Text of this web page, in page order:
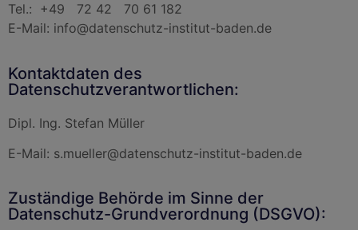
Tel.: +49 72 42 70 61 182
E-Mail: info@datenschutz-institut-baden.de
Kontaktdaten des
Datenschutzverantwortlichen:
Dipl. Ing. Stefan Müller
E-Mail: s.mueller@datenschutz-institut-baden.de
Zuständige Behörde im Sinne der
Datenschutz-Grundverordnung (DSGVO):